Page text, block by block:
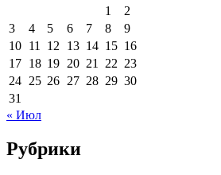
1
2
3
4 5 6 7 8
9
10 11 12 13 14 15 16
17 18 19 20 21 22 23
24 25 26 27 28 29 30
31
« Июл
Рубрики